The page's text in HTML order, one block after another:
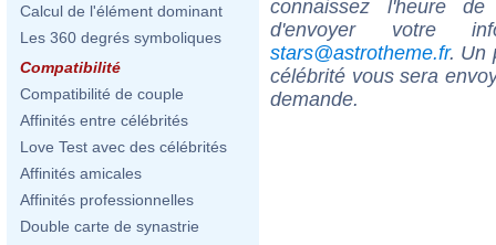
Calcul de l'élément dominant
Les 360 degrés symboliques
Compatibilité
Compatibilité de couple
Affinités entre célébrités
Love Test avec des célébrités
Affinités amicales
Affinités professionnelles
Double carte de synastrie
connaissez l'heure
d'envoyer votre
stars@astrotheme.fr. Un
célébrité vous sera
demande.